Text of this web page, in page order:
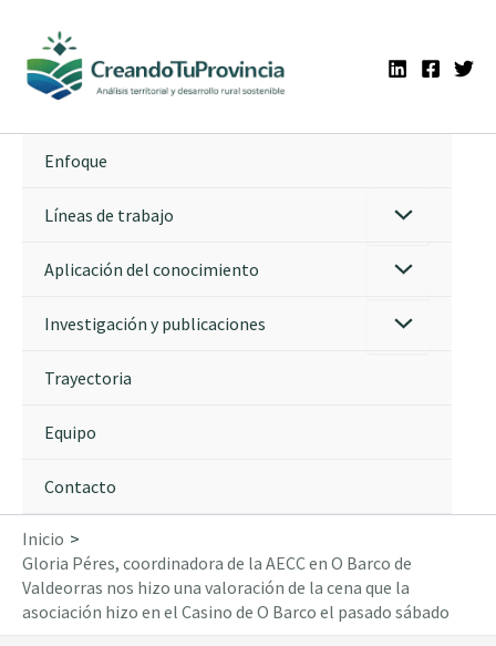
contenido
Enfoque
Líneas de trabajo
Aplicación del conocimiento
Investigación y publicaciones
Trayectoria
Equipo
Contacto
Inicio
Gloria Péres, coordinadora de la AECC en O Barco de
Valdeorras nos hizo una valoración de la cena que la
asociación hizo en el Casino de O Barco el pasado sábado